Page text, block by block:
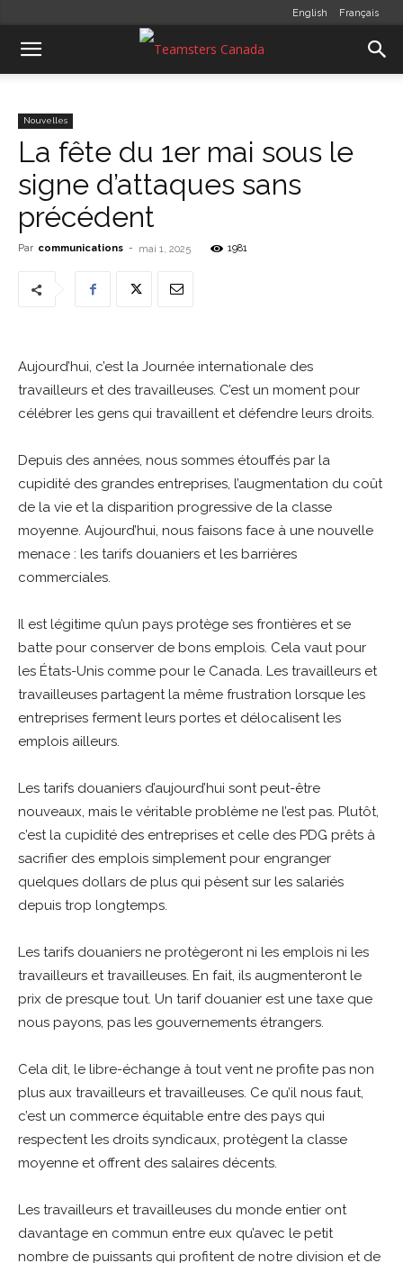
English Français
Nouvelles
La fête du 1er mai sous le
signe d’attaques sans
précédent
Par communications - mai 1, 2025 1981
Aujourd’hui, c’est la Journée internationale des
travailleurs et des travailleuses. C’est un moment pour
célébrer les gens qui travaillent et défendre leurs droits.
Depuis des années, nous sommes étouffés par la
cupidité des grandes entreprises, l’augmentation du coût
de la vie et la disparition progressive de la classe
moyenne. Aujourd’hui, nous faisons face à une nouvelle
menace : les tarifs douaniers et les barrières
commerciales.
Il est légitime qu’un pays protège ses frontières et se
batte pour conserver de bons emplois. Cela vaut pour
les États-Unis comme pour le Canada. Les travailleurs et
travailleuses partagent la même frustration lorsque les
entreprises ferment leurs portes et délocalisent les
emplois ailleurs.
Les tarifs douaniers d’aujourd’hui sont peut-être
nouveaux, mais le véritable problème ne l’est pas. Plutôt,
c’est la cupidité des entreprises et celle des PDG prêts à
sacrifier des emplois simplement pour engranger
quelques dollars de plus qui pèsent sur les salariés
depuis trop longtemps.
Les tarifs douaniers ne protègeront ni les emplois ni les
travailleurs et travailleuses. En fait, ils augmenteront le
prix de presque tout. Un tarif douanier est une taxe que
nous payons, pas les gouvernements étrangers.
Cela dit, le libre-échange à tout vent ne profite pas non
plus aux travailleurs et travailleuses. Ce qu’il nous faut,
c’est un commerce équitable entre des pays qui
respectent les droits syndicaux, protègent la classe
moyenne et offrent des salaires décents.
Les travailleurs et travailleuses du monde entier ont
davantage en commun entre eux qu’avec le petit
nombre de puissants qui profitent de notre division et de